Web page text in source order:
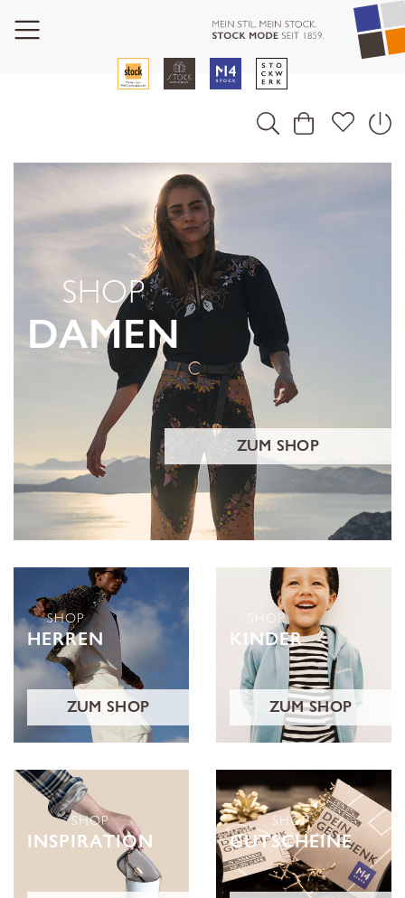
SHOP
DAMEN
ZUM SHOP
SHOP
HERREN
ZUM SHOP
SHOP
KINDER
ZUM SHOP
SHOP
INSPIRATION
SHOP
GUTSCHEINE